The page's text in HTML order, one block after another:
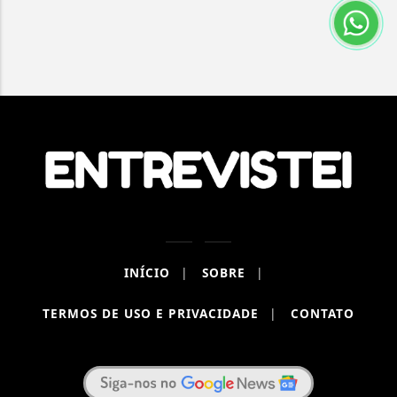
INÍCIO | SOBRE |
TERMOS DE USO E PRIVACIDADE | CONTATO